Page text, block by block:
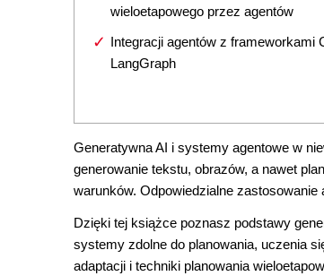
wieloetapowego przez agentów
Integracji agentów z frameworkami
LangGraph
Generatywna AI i systemy agentowe w
generowanie tekstu, obrazów, a nawet
warunków. Odpowiedzialne zastosowanie
Dzięki tej książce poznasz podstawy
systemy zdolne do planowania, uczenia
adaptacji i techniki planowania